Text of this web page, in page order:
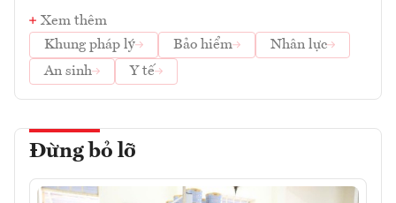
Xem thêm
Khung pháp lý
Bảo hiểm
Nhân lực
An sinh
Y tế
Đừng bỏ lỡ